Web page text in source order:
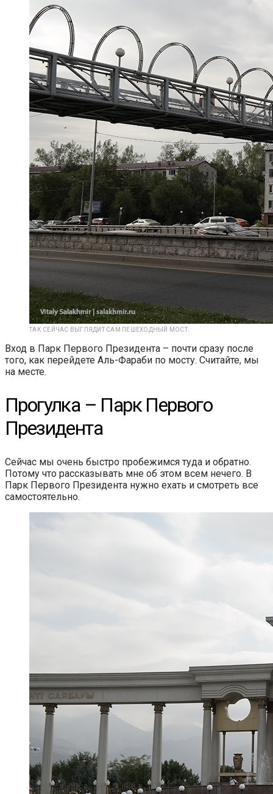
ТАК СЕЙЧАС ВЫГЛЯДИТ САМ ПЕШЕХОДНЫЙ МОСТ.
Вход в Парк Первого Президента – почти сразу после
того, как перейдете Аль-Фараби по мосту. Считайте, мы
на месте.
Прогулка – Парк Первого
Президента
Сейчас мы очень быстро пробежимся туда и обратно.
Потому что рассказывать мне об этом всем нечего. В
Парк Первого Президента нужно ехать и смотреть все
самостоятельно.